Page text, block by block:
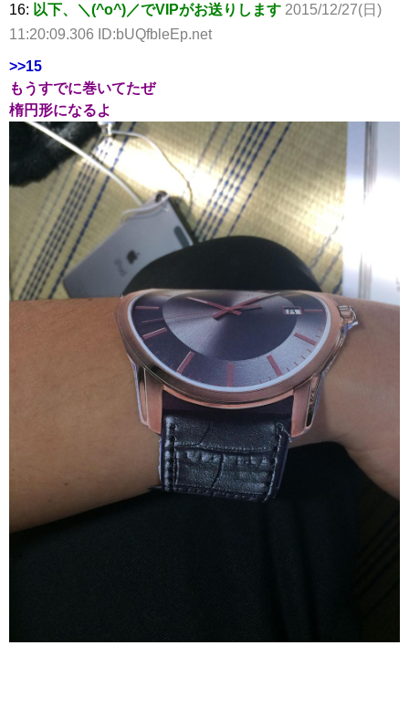
16: 以下、＼(^o^)／でVIPがお送りします 2015/12/27(日)
11:20:09.306 ID:bUQfbleEp.net
>>15
もうすでに巻いてたぜ
楕円形になるよ